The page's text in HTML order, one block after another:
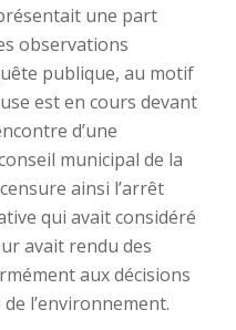
une part
observations
publique, au motif
est en cours devant
d’une
municipal de la
ainsi l’arrêt
qui avait considéré
avait rendu des
aux décisions
de l’environnement.